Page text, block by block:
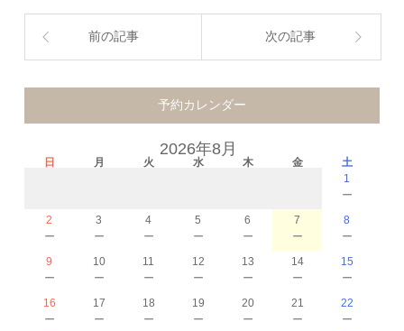
前の記事 次の記事
予約カレンダー
2026年8月
日 月 火 水 木 金
土
1
－
2
－
3
－
4
－
5
－
6
－
7
－
8
－
9
－
10
－
11
－
12
－
13
－
14
－
15
－
16
－
17
－
18
－
19
－
20
－
21
－
22
－